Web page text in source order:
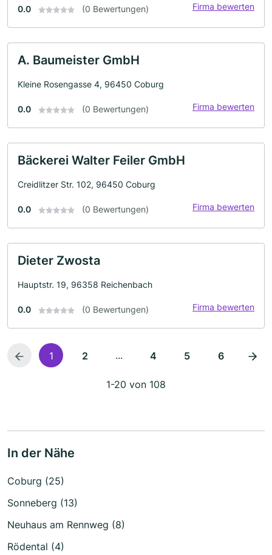
0.0 (0 Bewertungen) Firma bewerten
A. Baumeister GmbH
Kleine Rosengasse 4, 96450 Coburg
0.0 (0 Bewertungen) Firma bewerten
Bäckerei Walter Feiler GmbH
Creidlitzer Str. 102, 96450 Coburg
0.0 (0 Bewertungen) Firma bewerten
Dieter Zwosta
Hauptstr. 19, 96358 Reichenbach
0.0 (0 Bewertungen) Firma bewerten
1 2 ... 4 5 6
1-20 von 108
In der Nähe
Coburg (25)
Sonneberg (13)
Neuhaus am Rennweg (8)
Rödental (4)